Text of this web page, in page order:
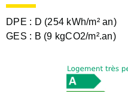
DPE : D (254 kWh/m² an)
GES : B (9 kgCO2/m².an)